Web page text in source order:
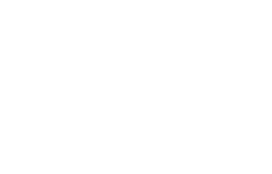
на рынок с новым